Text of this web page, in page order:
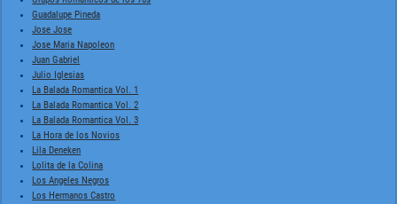
Guadalupe Pineda
Jose Jose
Jose Maria Napoleon
Juan Gabriel
Julio Iglesias
La Balada Romantica Vol. 1
La Balada Romantica Vol. 2
La Balada Romantica Vol. 3
La Hora de los Novios
Lila Deneken
Lolita de la Colina
Los Angeles Negros
Los Hermanos Castro